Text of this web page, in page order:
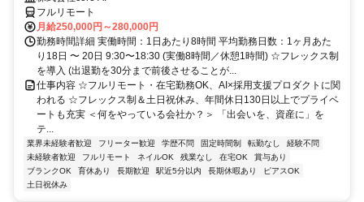
フルリモート
月給250,000円～280,000円
勤務時間詳細 実働時間：1日あたり8時間 平均勤務日数：1ヶ月あた
り18日 〜 20日 9:30〜18:30 (実働8時間／休憩1時間) ☆フレックス制
を導入 (出退勤を30分まで前後させることが...
仕事内容 ☆フルリモート・在宅勤務OK、AI×採用支援プロダクトに関
われる ☆フレックス制＆土日祝休み、年間休日130日以上でプライベ
ートも充実 ＜何をやっている会社か？＞ 「出会いを、資産に」を
テ...
業界未経験者歓迎 フリーター歓迎 学歴不問 固定時間制 転勤なし
経験不問
未経験者歓迎
フルリモート ネイルOK 残業なし 在宅OK
賞与あり
ブランクOK
育休あり 長期歓迎 駅近5分以内 長期休暇あり
ピアスOK
土日祝休み